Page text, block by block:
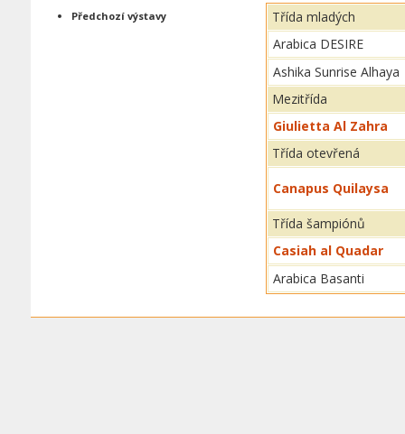
Třída mladých
Arabica DESIRE
Ashika Sunrise Alhaya
Mezitřída
Giulietta Al Zahra
Třída otevřená
Canapus Quilaysa
Třída šampiónů
Casiah al Quadar
Arabica Basanti
Předchozí výstavy